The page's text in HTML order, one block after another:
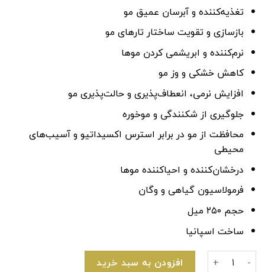
تغذیه‌کننده و آبرسان عمیق مو
بازسازی و تقویت ساختار تارهای مو
نرم‌کننده و ابریشمی کردن موها
کاهش خشکی و وز مو
افزایش نرمی، انعطاف‌پذیری و حالت‌پذیری مو
جلوگیری از شکنندگی و موخوره
محافظت از مو در برابر استرس اکسیداتیو و آسیب‌های
محیطی
درخشان‌کننده و احیاکننده موها
فرمولاسیون گیاهی و وگان
حجم ۲۵۰ میل
ساخت اسپانیا
ماسک مو مغذی و تقویت کننده مو آرگان اویل لاکمه عدد
افزودن به سبد خرید